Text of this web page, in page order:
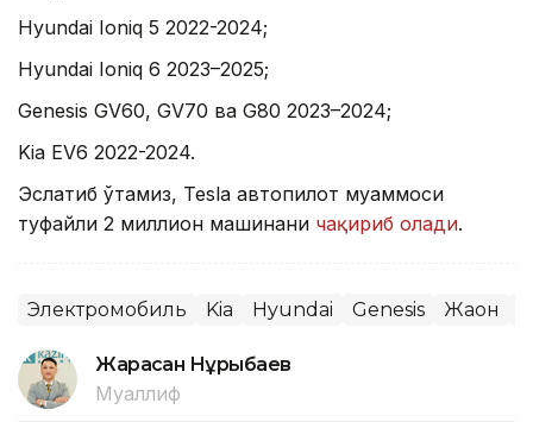
Hyundai Ioniq 5 2022-2024;
Hyundai Ioniq 6 2023–2025;
Genesis GV60, GV70 ва G80 2023–2024;
Kia EV6 2022-2024.
Эслатиб ўтамиз, Tesla автопилот муаммоси
туфайли 2 миллион машинани чақириб олади.
Электромобиль Kia Hyundai Genesis Жаҳон
Жарасқан Нұрыбаев
Муаллиф